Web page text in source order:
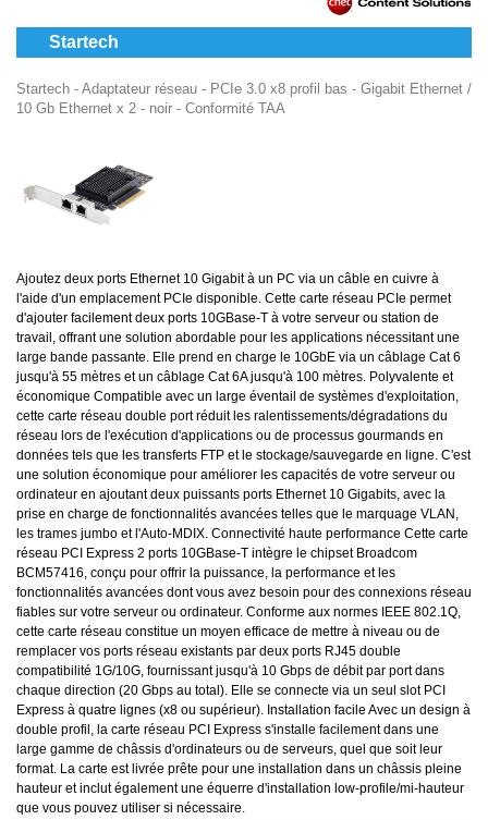
Startech
Startech - Adaptateur réseau - PCIe 3.0 x8 profil bas - Gigabit Ethernet /
10 Gb Ethernet x 2 - noir - Conformité TAA
Ajoutez deux ports Ethernet 10 Gigabit à un PC via un câble en cuivre à
l'aide d'un emplacement PCIe disponible. Cette carte réseau PCIe permet
d'ajouter facilement deux ports 10GBase-T à votre serveur ou station de
travail, offrant une solution abordable pour les applications nécessitant une
large bande passante. Elle prend en charge le 10GbE via un câblage Cat 6
jusqu'à 55 mètres et un câblage Cat 6A jusqu'à 100 mètres. Polyvalente et
économique Compatible avec un large éventail de systèmes d'exploitation,
cette carte réseau double port réduit les ralentissements/dégradations du
réseau lors de l'exécution d'applications ou de processus gourmands en
données tels que les transferts FTP et le stockage/sauvegarde en ligne. C'est
une solution économique pour améliorer les capacités de votre serveur ou
ordinateur en ajoutant deux puissants ports Ethernet 10 Gigabits, avec la
prise en charge de fonctionnalités avancées telles que le marquage VLAN,
les trames jumbo et l'Auto-MDIX. Connectivité haute performance Cette carte
réseau PCI Express 2 ports 10GBase-T intègre le chipset Broadcom
BCM57416, conçu pour offrir la puissance, la performance et les
fonctionnalités avancées dont vous avez besoin pour des connexions réseau
fiables sur votre serveur ou ordinateur. Conforme aux normes IEEE 802.1Q,
cette carte réseau constitue un moyen efficace de mettre à niveau ou de
remplacer vos ports réseau existants par deux ports RJ45 double
compatibilité 1G/10G, fournissant jusqu'à 10 Gbps de débit par port dans
chaque direction (20 Gbps au total). Elle se connecte via un seul slot PCI
Express à quatre lignes (x8 ou supérieur). Installation facile Avec un design à
double profil, la carte réseau PCI Express s'installe facilement dans une
large gamme de châssis d'ordinateurs ou de serveurs, quel que soit leur
format. La carte est livrée prête pour une installation dans un châssis pleine
hauteur et inclut également une équerre d'installation low-profile/mi-hauteur
que vous pouvez utiliser si nécessaire.